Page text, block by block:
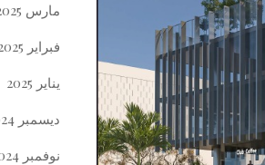
مارس 2025
فبراير 2025
يناير 2025
ديسمبر 2024
نوفمبر 2024